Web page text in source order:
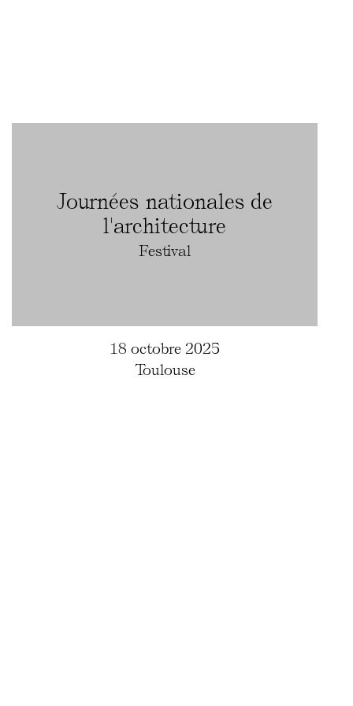
Journées nationales de
l'architecture
Festival
18 octobre 2025
Toulouse